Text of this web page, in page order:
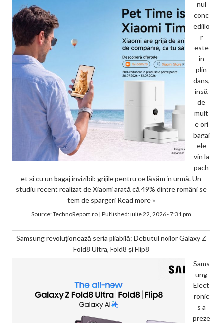
nul
conc
ediilo
r
este
în
plin
dans,
însă
de
mult
e ori
bagaj
ele
vin la
pach
et și cu un bagaj invizibil: grijile pentru ce lăsăm în urmă. Un
studiu recent realizat de Xiaomi arată că 49% dintre români se
tem de spargeri Read more »
Source:TechnoReport.ro| Published:iulie 22, 2026 - 7:31 pm
Samsung revoluționează seria pliabilă: Debutul noilor Galaxy Z
Fold8 Ultra, Fold8 și Flip8
Sams
ung
Elect
ronic
s a
preze